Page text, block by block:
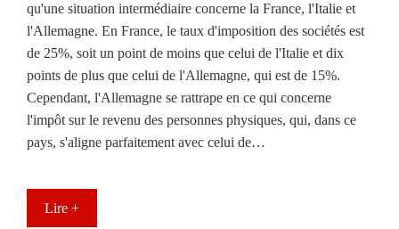
qu'une situation intermédiaire concerne la France, l'Italie et
l'Allemagne. En France, le taux d'imposition des sociétés est
de 25%, soit un point de moins que celui de l'Italie et dix
points de plus que celui de l'Allemagne, qui est de 15%.
Cependant, l'Allemagne se rattrape en ce qui concerne
l'impôt sur le revenu des personnes physiques, qui, dans ce
pays, s'aligne parfaitement avec celui de…
Lire +